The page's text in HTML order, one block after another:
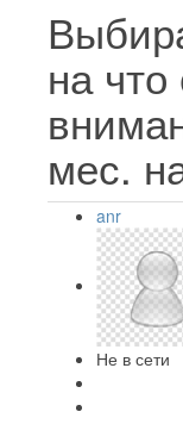
на что
мес.
anr
Не в сети